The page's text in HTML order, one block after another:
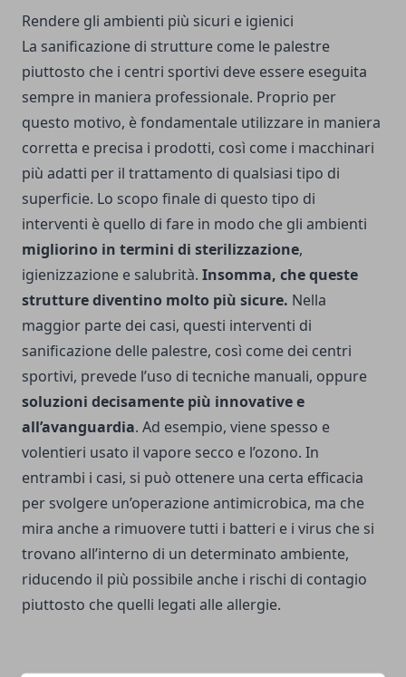
Rendere gli ambienti più sicuri e igienici
La sanificazione di strutture come le palestre
piuttosto che i centri sportivi deve essere eseguita
sempre in maniera professionale. Proprio per
questo motivo, è fondamentale utilizzare in maniera
corretta e precisa i prodotti, così come i macchinari
più adatti per il trattamento di qualsiasi tipo di
superficie. Lo scopo finale di questo tipo di
interventi è quello di fare in modo che gli ambienti
migliorino in termini di sterilizzazione,
igienizzazione e salubrità. Insomma, che queste
strutture diventino molto più sicure. Nella
maggior parte dei casi, questi interventi di
sanificazione delle palestre, così come dei centri
sportivi, prevede l’uso di tecniche manuali, oppure
soluzioni decisamente più innovative e
all’avanguardia. Ad esempio, viene spesso e
volentieri usato il vapore secco e l’ozono. In
entrambi i casi, si può ottenere una certa efficacia
per svolgere un’operazione antimicrobica, ma che
mira anche a rimuovere tutti i batteri e i virus che si
trovano all’interno di un determinato ambiente,
riducendo il più possibile anche i rischi di contagio
piuttosto che quelli legati alle allergie.